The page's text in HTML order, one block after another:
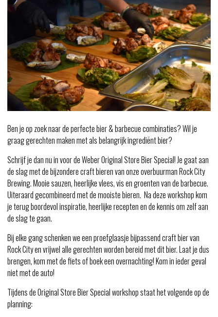
Ben je op zoek naar de perfecte bier & barbecue combinaties? Wil je
graag gerechten maken met als belangrijk ingrediënt bier?
Schrijf je dan nu in voor de Weber Original Store Bier Special! Je gaat aan
de slag met de bijzondere craft bieren van onze overbuurman Rock City
Brewing. Mooie sauzen, heerlijke vlees, vis en groenten van de barbecue.
Uiteraard gecombineerd met de mooiste bieren. Na deze workshop kom
je terug boordevol inspiratie, heerlijke recepten en de kennis om zelf aan
de slag te gaan.
Bij elke gang schenken we een proefglaasje bijpassend craft bier van
Rock City en vrijwel alle gerechten worden bereid met dit bier. Laat je dus
brengen, kom met de fiets of boek een overnachting! Kom in ieder geval
niet met de auto!
Tijdens de Original Store Bier Special workshop staat het volgende op de
planning: